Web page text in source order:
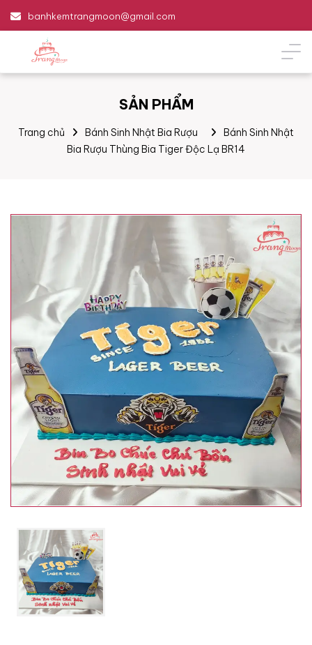
banhkemtrangmoon@gmail.com
SẢN PHẨM
Trang chủ Bánh Sinh Nhật Bia Rượu
Bánh Sinh Nhật
Bia Rượu Thùng Bia Tiger Độc Lạ BR14